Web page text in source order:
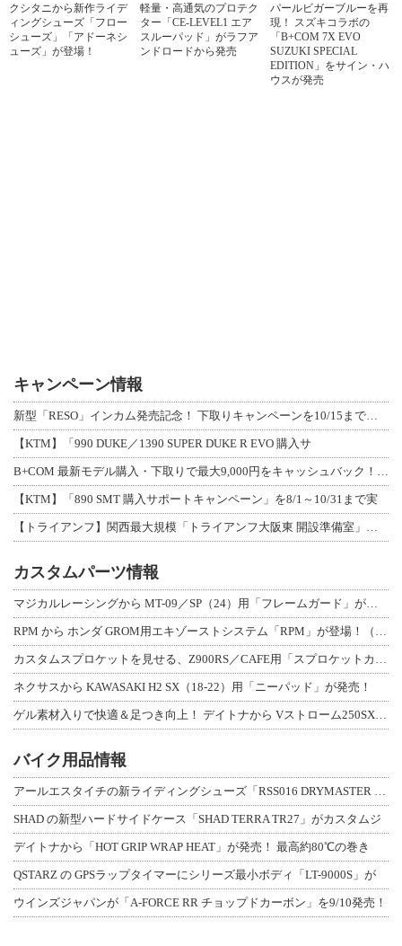
クシタニから新作ライデ
ィングシューズ「フロー
シューズ」「アドーネシ
ューズ」が登場！
軽量・高通気のプロテク
ター「CE-LEVEL1 エア
スルーパッド」がラフア
ンドロードから発売
パールビガーブルーを再
現！ スズキコラボの
「B+COM 7X EVO
SUZUKI SPECIAL
EDITION」をサイン・ハ
ウスが発売
キャンペーン情報
【KTM】「990 DUKE／1390 SUPER DUKE R EVO 購入サ
【KTM】「890 SMT 購入サポートキャンペーン」を8/1～10/31まで実
カスタムパーツ情報
ネクサスから KAWASAKI H2 SX（18-22）用「ニーパッド」が発売！
バイク用品情報
SHAD の新型ハードサイドケース「SHAD TERRA TR27」がカスタムジ
デイトナから「HOT GRIP WRAP HEAT」が発売！ 最高約80℃の巻き
QSTARZ の GPSラップタイマーにシリーズ最小ボディ「LT-9000S」が
ウインズジャパンが「A-FORCE RR チョップドカーボン」を9/10発売！